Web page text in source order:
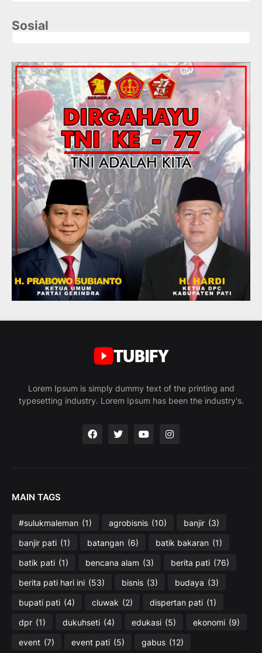
Sosial
Lorem Ipsum is simply dummy text of the printing and
typesetting industry. Lorem Ipsum has been the industry's.
MAIN TAGS
#sulukmaleman (1) agrobisnis (10) banjir (3)
banjir pati (1) batangan (6) batik bakaran (1)
batik pati (1) bencana alam (3) berita pati (76)
berita pati hari ini (53) bisnis (3) budaya (3)
bupati pati (4) cluwak (2) dispertan pati (1)
dpr (1) dukuhseti (4) edukasi (5) ekonomi (9)
event (7) event pati (5) gabus (12)